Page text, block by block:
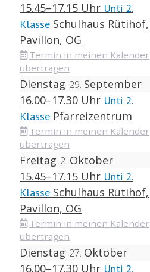
15.45–17.15 Uhr Unti 2.
Klasse Schulhaus Rütihof,
Pavillon, OG
Termin in meinen Kalender
übertragen
Dienstag 29 September
16.00–17.30 Uhr Unti 2.
Klasse Pfarreizentrum
Termin in meinen Kalender
übertragen
Freitag 2 Oktober
15.45–17.15 Uhr Unti 2.
Klasse Schulhaus Rütihof,
Pavillon, OG
Termin in meinen Kalender
übertragen
Dienstag 27 Oktober
16.00–17.30 Uhr Unti 2.